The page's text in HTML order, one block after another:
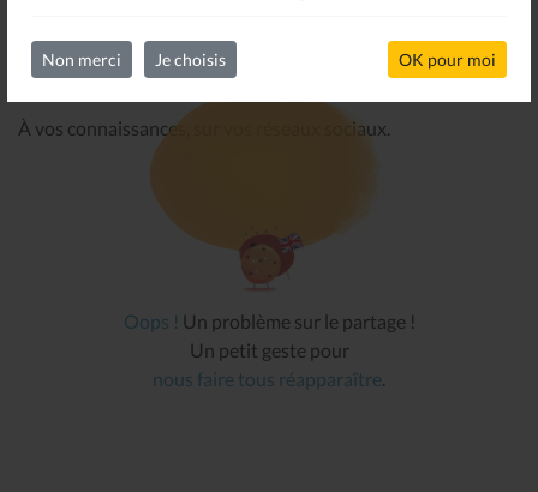
Non merci Je choisis OK pour moi
PARTAGER CETTE INFORMATION
À vos connaissances, sur vos réseaux sociaux.
Oops ! Un problème sur le partage !
Un petit geste pour
nous faire tous réapparaître.